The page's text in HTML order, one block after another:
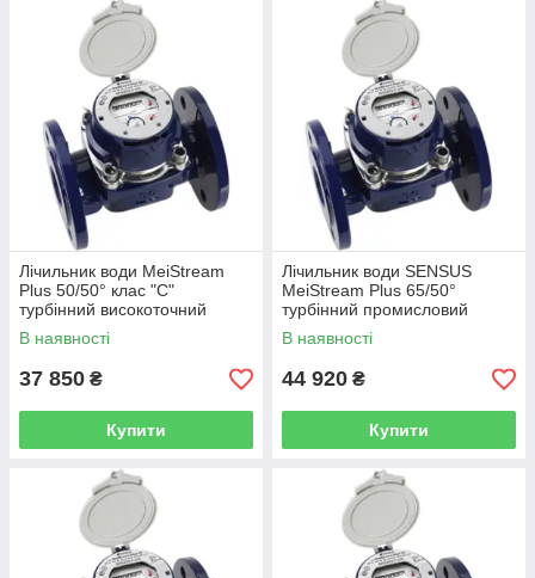
Лічильник води MeiStream
Plus 50/50° клас "С"
турбінний високоточний
SENSUS (Німеччина)
В наявності
37 850 ₴
Купити
Лічильник води SENSUS
MeiStream Plus 65/50°
турбінний промисловий
високоточний клас "С"
(Німеччина)
В наявності
44 920 ₴
Купити